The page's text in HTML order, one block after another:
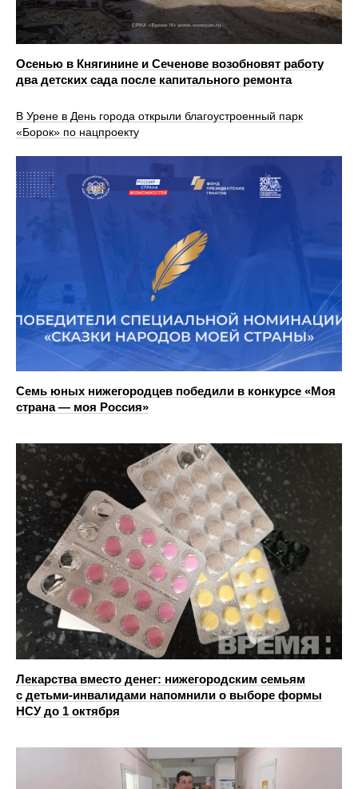
Осенью в Княгинине и Сеченове возобновят работу
два детских сада после капитального ремонта
В Урене в День города открыли благоустроенный парк
«Борок» по нацпроекту
Семь юных нижегородцев победили в конкурсе «Моя
страна — моя Россия»
Лекарства вместо денег: нижегородским семьям
с детьми‑инвалидами напомнили о выборе формы
НСУ до 1 октября